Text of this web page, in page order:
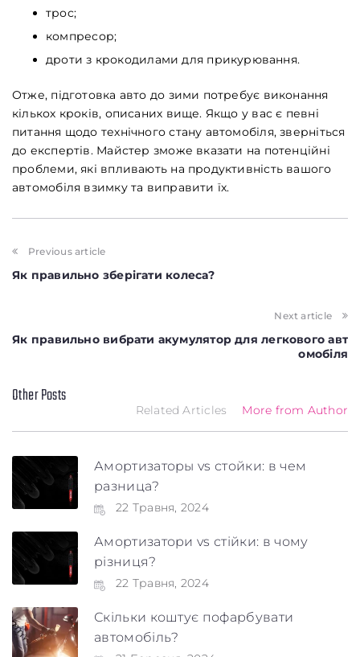
трос;
компресор;
дроти з крокодилами для прикурювання.
Отже, підготовка авто до зими потребує виконання
кількох кроків, описаних вище. Якщо у вас є певні
питання щодо технічного стану автомобіля, зверніться
до експертів. Майстер зможе вказати на потенційні
проблеми, які впливають на продуктивність вашого
автомобіля взимку та виправити їх.
Previous article
Як правильно зберігати колеса?
Next article
Як правильно вибрати акумулятор для легкового авт
омобіля
Other Posts
Related Articles More from Author
Амортизаторы vs стойки: в чем
разница?
22 Травня, 2024
Амортизатори vs стійки: в чому
різниця?
22 Травня, 2024
Скільки коштує пофарбувати
автомобіль?
ВІДПРАВИТИ